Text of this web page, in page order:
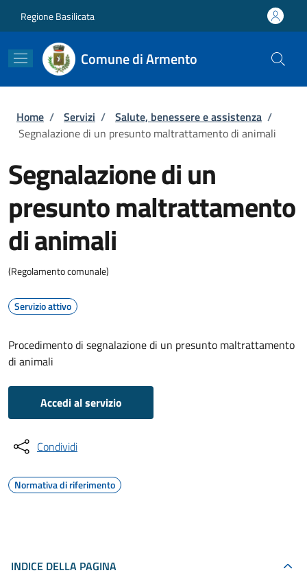
Regione Basilicata
Comune di Armento
Briciole di pane
Home / Servizi / Salute, benessere e assistenza /
Segnalazione di un presunto maltrattamento di animali
Segnalazione di un
presunto maltrattamento
di animali
(Regolamento comunale)
Servizio attivo
Procedimento di segnalazione di un presunto maltrattamento
di animali
Accedi al servizio
Condividi
Normativa di riferimento
INDICE DELLA PAGINA